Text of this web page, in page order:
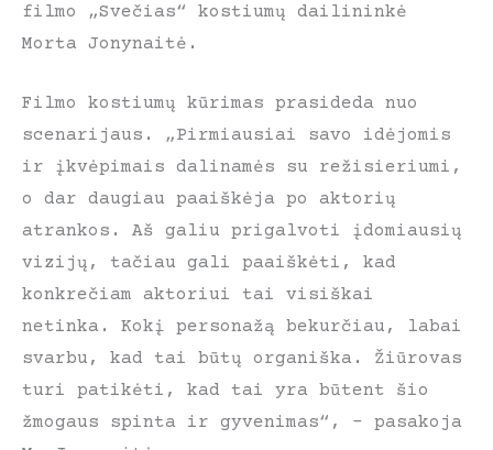
filmo „Svečias“ kostiumų dailininkė
Morta Jonynaitė.
Filmo kostiumų kūrimas prasideda nuo
scenarijaus. „Pirmiausiai savo idėjomis
ir įkvėpimais dalinamės su režisieriumi,
o dar daugiau paaiškėja po aktorių
atrankos. Aš galiu prigalvoti įdomiausių
vizijų, tačiau gali paaiškėti, kad
konkrečiam aktoriui tai visiškai
netinka. Kokį personažą bekurčiau, labai
svarbu, kad tai būtų organiška. Žiūrovas
turi patikėti, kad tai yra būtent šio
žmogaus spinta ir gyvenimas“, – pasakoja